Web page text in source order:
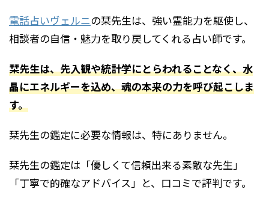
電話占いヴェルニの栞先生は、強い霊能力を駆使し、
相談者の自信・魅力を取り戻してくれる占い師です。
栞先生は、先入観や統計学にとらわれることなく、水
晶にエネルギーを込め、魂の本来の力を呼び起こしま
す。
栞先生の鑑定に必要な情報は、特にありません。
栞先生の鑑定は「優しくて信頼出来る素敵な先生」
「丁寧で的確なアドバイス」と、口コミで評判です。